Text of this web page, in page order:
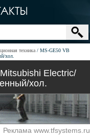
техника
MS-GЕ50 VB
хол.
Electric/
хол.
Реклама www.tfsystems.ru